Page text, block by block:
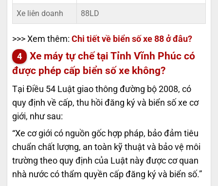
Xe liên doanh 88LD
>>> Xem thêm: Chi tiết về biển số xe 88 ở đâu?
Xe máy tự chế tại Tỉnh Vĩnh Phúc có
được phép cấp biển số xe không?
Tại Điều 54 Luật giao thông đường bộ 2008, có
quy định về cấp, thu hồi đăng ký và biển số xe cơ
giới, như sau:
“Xe cơ giới có nguồn gốc hợp pháp, bảo đảm tiêu
chuẩn chất lượng, an toàn kỹ thuật và bảo vệ môi
trường theo quy định của Luật này được cơ quan
nhà nước có thẩm quyền cấp đăng ký và biển số.”